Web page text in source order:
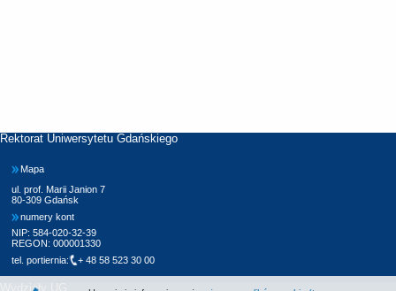
Rektorat Uniwersytetu Gdańskiego
Mapa
ul. prof. Marii Janion 7
80-309 Gdańsk
numery kont
NIP: 584-020-32-39
REGON: 000001330
tel. portiernia:
+ 48 58 523 30 00
Wydziały UG